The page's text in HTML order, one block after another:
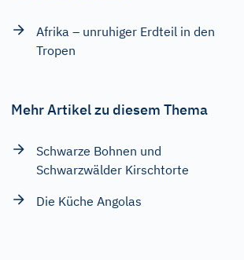
Afrika – unruhiger Erdteil in den
Tropen
Mehr Artikel zu diesem Thema
Schwarze Bohnen und
Schwarzwälder Kirschtorte
Die Küche Angolas